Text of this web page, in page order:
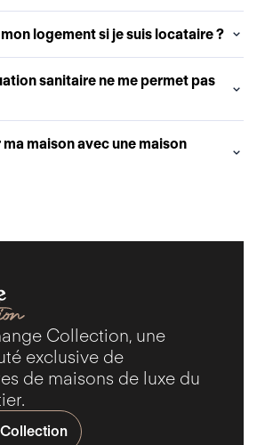
logement si je suis locataire ?
sanitaire ne me permet pas
maison avec une maison
Collection, une
exclusive de
de maisons de luxe du